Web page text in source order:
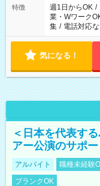
特徴 週1日からOK /
業・Wワーク
集 / 電話対応な
気になる！
＜日本を代表す
アー公演のサポ
アルバイト 職種未経験
ブランクOK